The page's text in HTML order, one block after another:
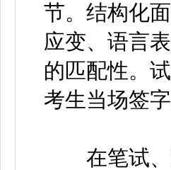
节。结构化
应变、语言
的匹配性。
考生当场签
在笔试、